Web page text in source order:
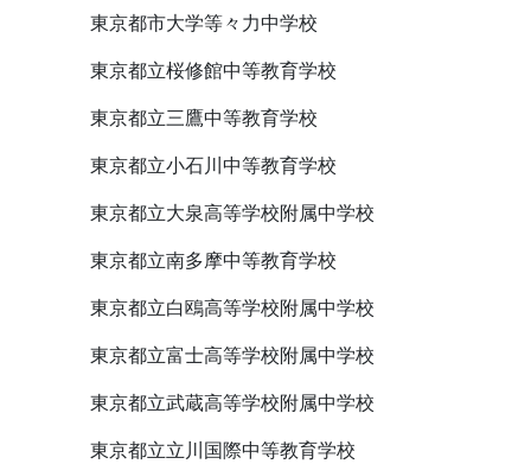
東京都市大学等々力中学校
東京都立桜修館中等教育学校
東京都立三鷹中等教育学校
東京都立小石川中等教育学校
東京都立大泉高等学校附属中学校
東京都立南多摩中等教育学校
東京都立白鴎高等学校附属中学校
東京都立富士高等学校附属中学校
東京都立武蔵高等学校附属中学校
東京都立立川国際中等教育学校